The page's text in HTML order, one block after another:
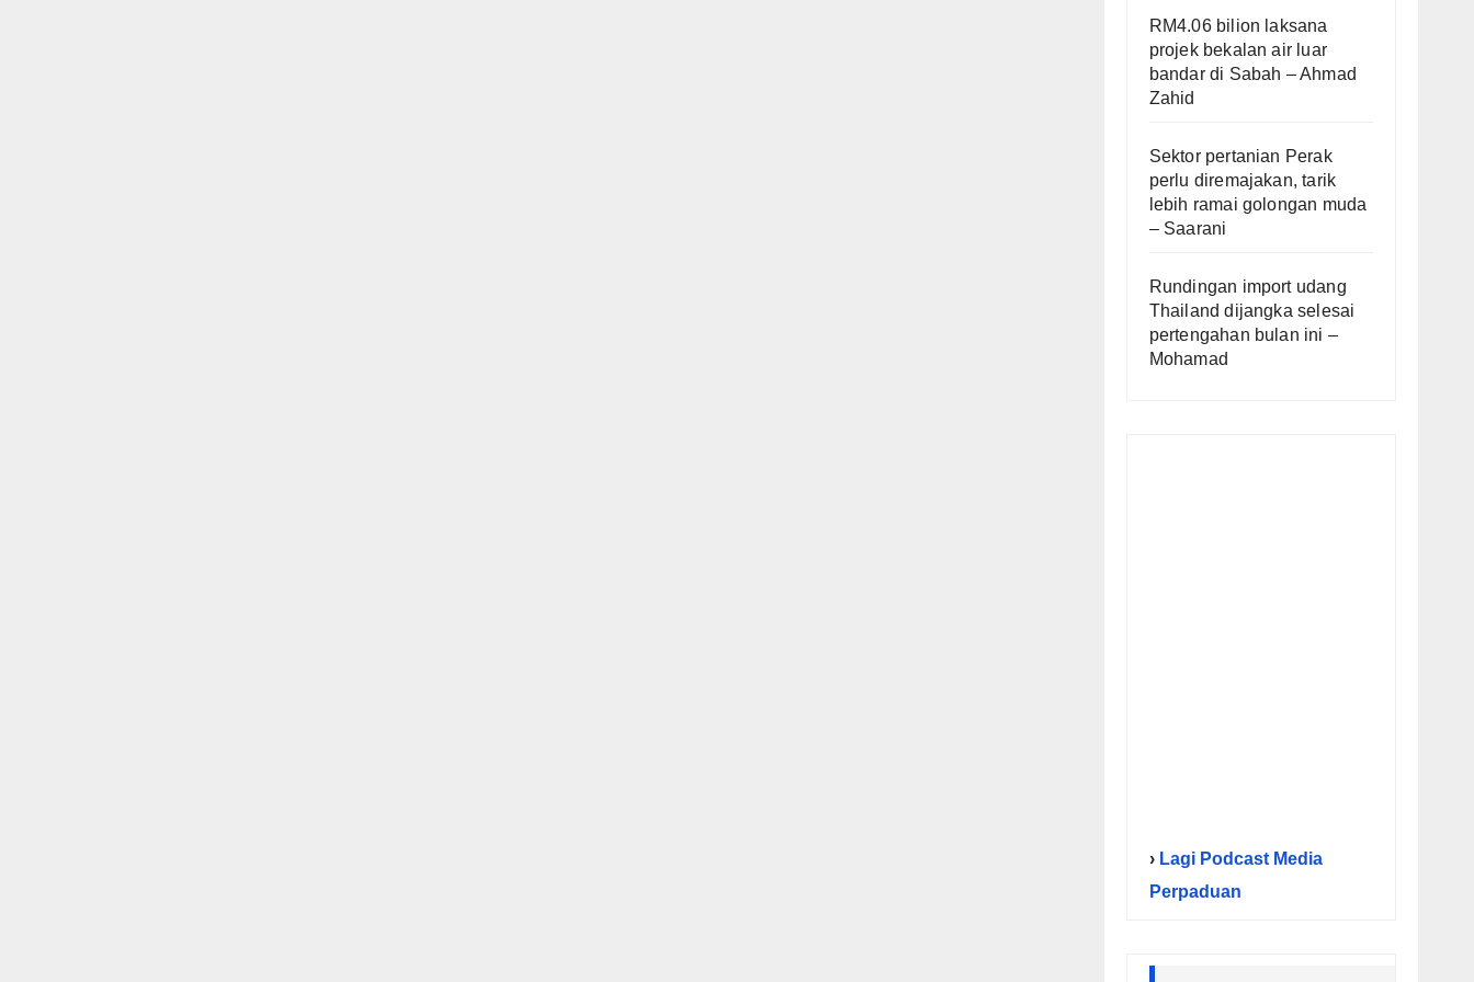
RM4.06 bilion laksana
projek bekalan air luar
bandar di Sabah – Ahmad
Zahid
Sektor pertanian Perak
perlu diremajakan, tarik
lebih ramai golongan muda
– Saarani
Rundingan import udang
Thailand dijangka selesai
pertengahan bulan ini –
Mohamad
›Lagi Podcast Media
Perpaduan